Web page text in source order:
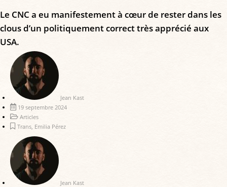
Le CNC a eu manifestement à cœur de rester dans les
clous d’un politiquement correct très apprécié aux
USA.
Jean Kast
19 septembre 2024
Articles
Trans Emilia Pérez
Jean Kast